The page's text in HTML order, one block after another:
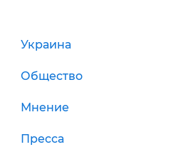
Украина
Общество
Мнение
Пресса